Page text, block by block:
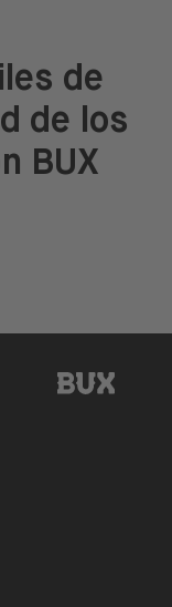
de
de los
BUX
BUX |